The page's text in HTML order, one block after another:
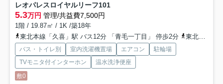
レオパレスロイヤルリーフ101
5.3万円 管理/共益費7,500円
1階 / 19.87㎡ / 1K /築18年
東北本線「久喜」駅 バス12分 「青毛一丁目」 停歩2分
東北本線「久喜」駅 徒歩27分
バス・トイレ別 室内洗濯機置場 エアコン
駐輪場
TVモニタ付インターホン
温水洗浄便座
敷0